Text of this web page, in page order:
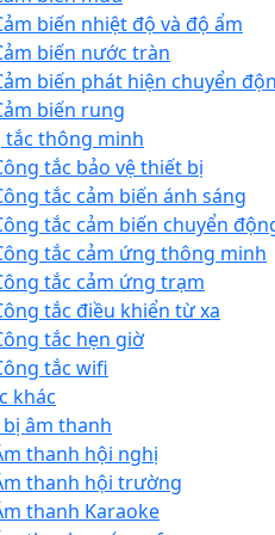
biến nhiệt độ và độ ẩm
biến nước tràn
biến phát hiện chuyển
biến rung
tắc thông minh
tắc bảo vệ thiết bị
tắc cảm biến ánh sáng
tắc cảm biến chuyển
tắc cảm ứng thông minh
tắc cảm ứng trạm
tắc điều khiển từ xa
tắc hẹn giờ
tắc wifi
khác
âm thanh
thanh hội nghị
thanh hội trường
thanh Karaoke